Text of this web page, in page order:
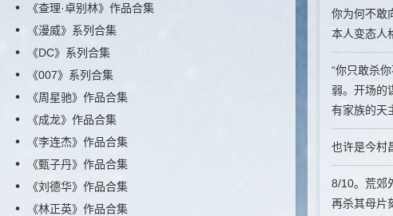
《查理·卓别林》作品合集
《漫威》系列合集
《DC》系列合集
《007》系列合集
《周星驰》作品合集
《成龙》作品合集
《李连杰》作品合集
《甄子丹》作品合集
《刘德华》作品合集
《林正英》作品合集
你为何不敢
本人变态人
“你只敢杀
弱。开场的
有家族的天
也许是今村
8/10。荒郊
再杀其母片